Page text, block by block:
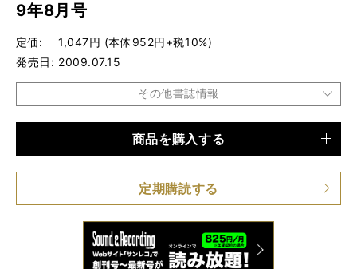
9年8月号
定価
1,047円 (本体952円+税10%)
発売日
2009.07.15
その他書誌情報
仕様 A4変形判 / 280ページ / CD-ROM付き
商品を購入する
定期購読する